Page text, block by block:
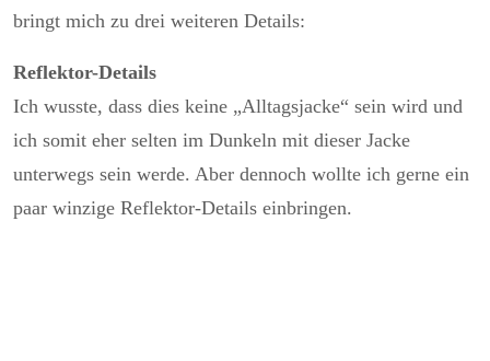
bringt mich zu drei weiteren Details:
Reflektor-Details
Ich wusste, dass dies keine „Alltagsjacke“ sein wird und
ich somit eher selten im Dunkeln mit dieser Jacke
unterwegs sein werde. Aber dennoch wollte ich gerne ein
paar winzige Reflektor-Details einbringen.